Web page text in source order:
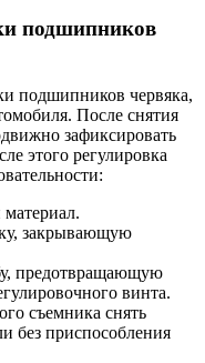
подшипников
подшипников червяка,
После снятия
зафиксировать
этого регулировка
закрывающую
предотвращающую
винта.
съемника снять
без приспособления